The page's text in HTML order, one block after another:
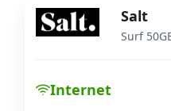
Alle Anbieter
Roaming-
Salt
Surf
Internet